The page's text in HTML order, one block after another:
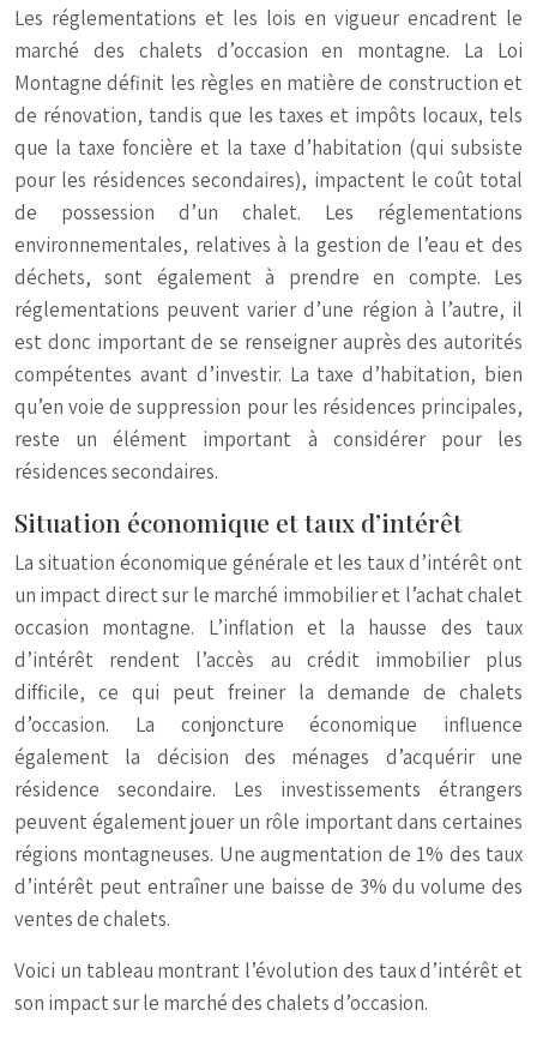
Les réglementations et les lois en vigueur encadrent le
marché des chalets d’occasion en montagne. La Loi
Montagne définit les règles en matière de construction et
de rénovation, tandis que les taxes et impôts locaux, tels
que la taxe foncière et la taxe d’habitation (qui subsiste
pour les résidences secondaires), impactent le coût total
de possession d’un chalet. Les réglementations
environnementales, relatives à la gestion de l’eau et des
déchets, sont également à prendre en compte. Les
réglementations peuvent varier d’une région à l’autre, il
est donc important de se renseigner auprès des autorités
compétentes avant d’investir. La taxe d’habitation, bien
qu’en voie de suppression pour les résidences principales,
reste un élément important à considérer pour les
résidences secondaires.
Situation économique et taux d’intérêt
La situation économique générale et les taux d’intérêt ont
un impact direct sur le marché immobilier et l’achat chalet
occasion montagne. L’inflation et la hausse des taux
d’intérêt rendent l’accès au crédit immobilier plus
difficile, ce qui peut freiner la demande de chalets
d’occasion. La conjoncture économique influence
également la décision des ménages d’acquérir une
résidence secondaire. Les investissements étrangers
peuvent également jouer un rôle important dans certaines
régions montagneuses. Une augmentation de 1% des taux
d’intérêt peut entraîner une baisse de 3% du volume des
ventes de chalets.
Voici un tableau montrant l’évolution des taux d’intérêt et
son impact sur le marché des chalets d’occasion.